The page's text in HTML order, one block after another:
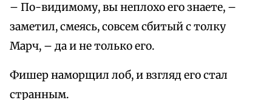
– По-видимому, вы неплохо его знаете, –
заметил, смеясь, совсем сбитый с толку
Марч, – да и не только его.
Фишер наморщил лоб, и взгляд его стал
странным.